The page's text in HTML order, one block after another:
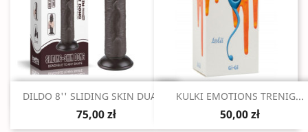
Szybki podgląd
DILDO 8'' SLIDING SKIN DUAL...
75,00 zł
Szybki podgląd
KULKI EMOTIONS TRENIG...
50,00 zł